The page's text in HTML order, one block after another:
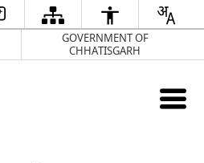
GOVERNMENT OF
CHHATISGARH